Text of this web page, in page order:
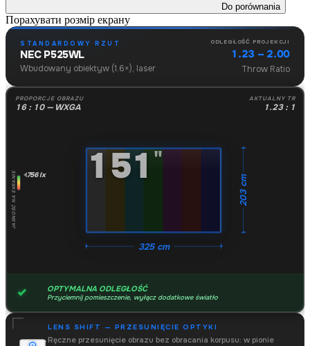
Do porównania
Порахувати розмір екрану
STANDARDOWY RZUT
NEC P525WL
Wbudowany obiektyw (1.6×), laser
ODLEGŁOŚĆ PROJEKCJI
1.23 – 2.00
Throw Ratio
PROPORCJE OBRAZU
16 : 10 — WXGA
AKTUALNY TR
1.23 : 1
151 "
325 cm
203 cm
JASNOŚĆ NA EKRANIE 756 lx
OPTYMALNA ODLEGŁOŚĆ
Przyciemnij pomieszczenie, wyłącz dodatkowe światło
LENS SHIFT — PRZESUNIĘCIE OPTYKI
Ręczne przesunięcie obrazu bez obracania korpusu: w pionie